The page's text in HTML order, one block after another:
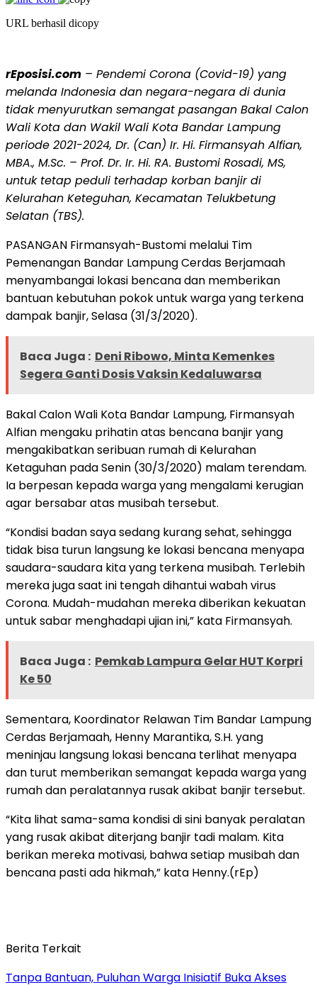
URL berhasil dicopy
rEposisi.com – Pendemi Corona (Covid-19) yang
melanda Indonesia dan negara-negara di dunia
tidak menyurutkan semangat pasangan Bakal Calon
Wali Kota dan Wakil Wali Kota Bandar Lampung
periode 2021-2024, Dr. (Can) Ir. Hi. Firmansyah Alfian,
MBA., M.Sc. – Prof. Dr. Ir. Hi. RA. Bustomi Rosadi, MS,
untuk tetap peduli terhadap korban banjir di
Kelurahan Keteguhan, Kecamatan Telukbetung
Selatan (TBS).
PASANGAN Firmansyah-Bustomi melalui Tim
Pemenangan Bandar Lampung Cerdas Berjamaah
menyambangai lokasi bencana dan memberikan
bantuan kebutuhan pokok untuk warga yang terkena
dampak banjir, Selasa (31/3/2020).
Baca Juga : Deni Ribowo, Minta Kemenkes
Segera Ganti Dosis Vaksin Kedaluwarsa
Bakal Calon Wali Kota Bandar Lampung, Firmansyah
Alfian mengaku prihatin atas bencana banjir yang
mengakibatkan seribuan rumah di Kelurahan
Ketaguhan pada Senin (30/3/2020) malam terendam.
Ia berpesan kepada warga yang mengalami kerugian
agar bersabar atas musibah tersebut.
“Kondisi badan saya sedang kurang sehat, sehingga
tidak bisa turun langsung ke lokasi bencana menyapa
saudara-saudara kita yang terkena musibah. Terlebih
mereka juga saat ini tengah dihantui wabah virus
Corona. Mudah-mudahan mereka diberikan kekuatan
untuk sabar menghadapi ujian ini,” kata Firmansyah.
Baca Juga : Pemkab Lampura Gelar HUT Korpri
Ke 50
Sementara, Koordinator Relawan Tim Bandar Lampung
Cerdas Berjamaah, Henny Marantika, S.H. yang
meninjau langsung lokasi bencana terlihat menyapa
dan turut memberikan semangat kepada warga yang
rumah dan peralatannya rusak akibat banjir tersebut.
“Kita lihat sama-sama kondisi di sini banyak peralatan
yang rusak akibat diterjang banjir tadi malam. Kita
berikan mereka motivasi, bahwa setiap musibah dan
bencana pasti ada hikmah,” kata Henny.(rEp)
Berita Terkait
Tanpa Bantuan, Puluhan Warga Inisiatif Buka Akses